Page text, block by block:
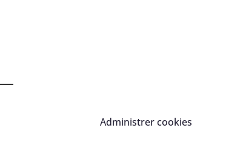
Administrer cookies